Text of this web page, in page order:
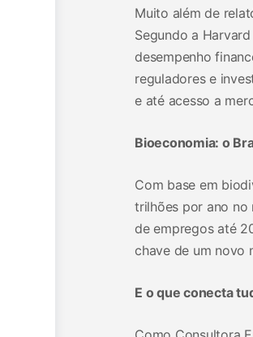
Muito além de
Segundo a
desempenho
reguladores e
e até acesso a
Bioeconomia: o
Com base em
trilhões por ano no
de empregos até
chave de um novo
E o que conecta